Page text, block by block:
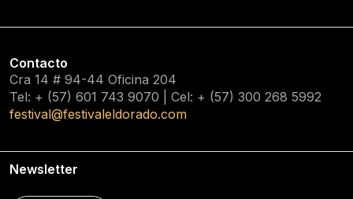
Contacto
Cra 14 # 94-44 Oficina 204
Tel: + (57) 601 743 9070 | Cel: + (57) 300 268 5992
festival@festivaleldorado.com
Newsletter